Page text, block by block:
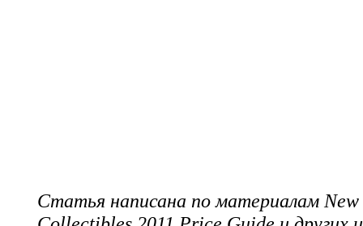
Статья написана по материалам